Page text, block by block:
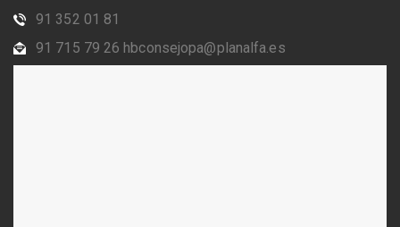
91 352 01 81
91 715 79 26 hbconsejopa@planalfa.es